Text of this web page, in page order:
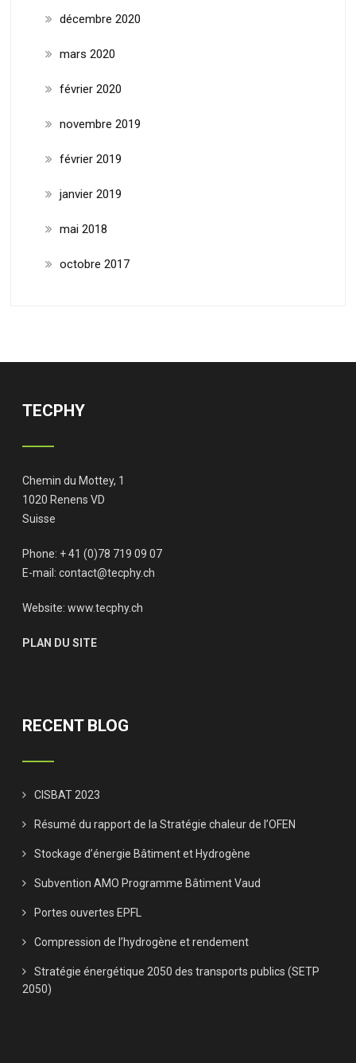
décembre 2020
mars 2020
février 2020
novembre 2019
février 2019
janvier 2019
mai 2018
octobre 2017
TECPHY
Chemin du Mottey, 1
1020 Renens VD
Suisse
Phone: + 41 (0)78 719 09 07
E-mail:contact@tecphy.ch
Website:www.tecphy.ch
PLAN DU SITE
RECENT BLOG
CISBAT 2023
Résumé du rapport de la Stratégie chaleur de l’OFEN
Stockage d’énergie Bâtiment et Hydrogène
Subvention AMO Programme Bâtiment Vaud
Portes ouvertes EPFL
Compression de l’hydrogène et rendement
Stratégie énergétique 2050 des transports publics (SETP
2050)